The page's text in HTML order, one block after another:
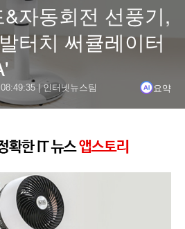
자동회전 선풍기,
터치 써큘레이터
| 인터넷뉴스팀 요약
도달하는 직진성 바람과 상하좌우 3D
터 BXEF2201-A’는 발터치 버튼을 채
컨과 함께 사용 시 실내 온도를 빠르게
#앱스토리몰
#가전제품